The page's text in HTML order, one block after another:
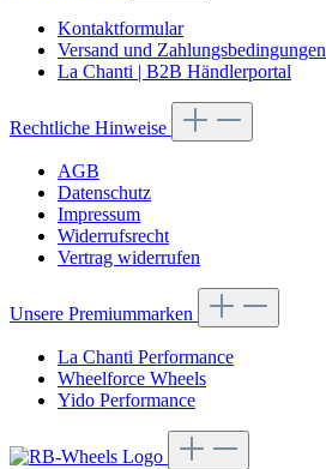
Kontaktformular
Versand und Zahlungsbedingungen
La Chanti | B2B Händlerportal
Rechtliche Hinweise
AGB
Datenschutz
Impressum
Widerrufsrecht
Vertrag widerrufen
Unsere Premiummarken
La Chanti Performance
Wheelforce Wheels
Yido Performance